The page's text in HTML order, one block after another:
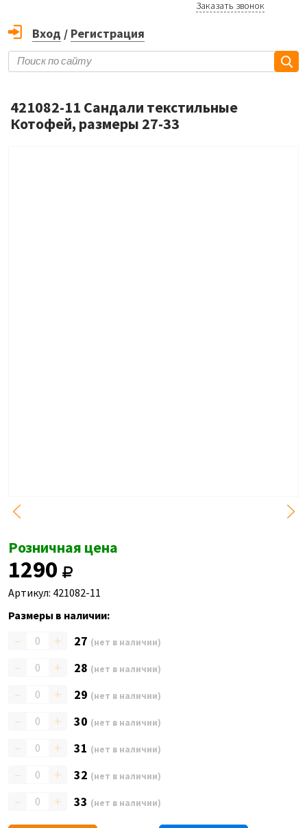
Заказать звонок
Вход / Регистрация
421082-11 Сандали текстильные
Котофей, размеры 27-33
Розничная цена
1290
Артикул: 421082-11
Размеры в наличии:
– + 27 (нет в наличии)
– + 28 (нет в наличии)
– + 29 (нет в наличии)
– + 30 (нет в наличии)
– + 31 (нет в наличии)
– + 32 (нет в наличии)
– + 33 (нет в наличии)